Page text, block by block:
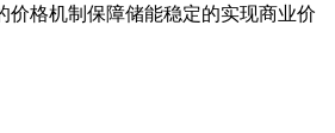
格机制保障储能稳定的实现商业价